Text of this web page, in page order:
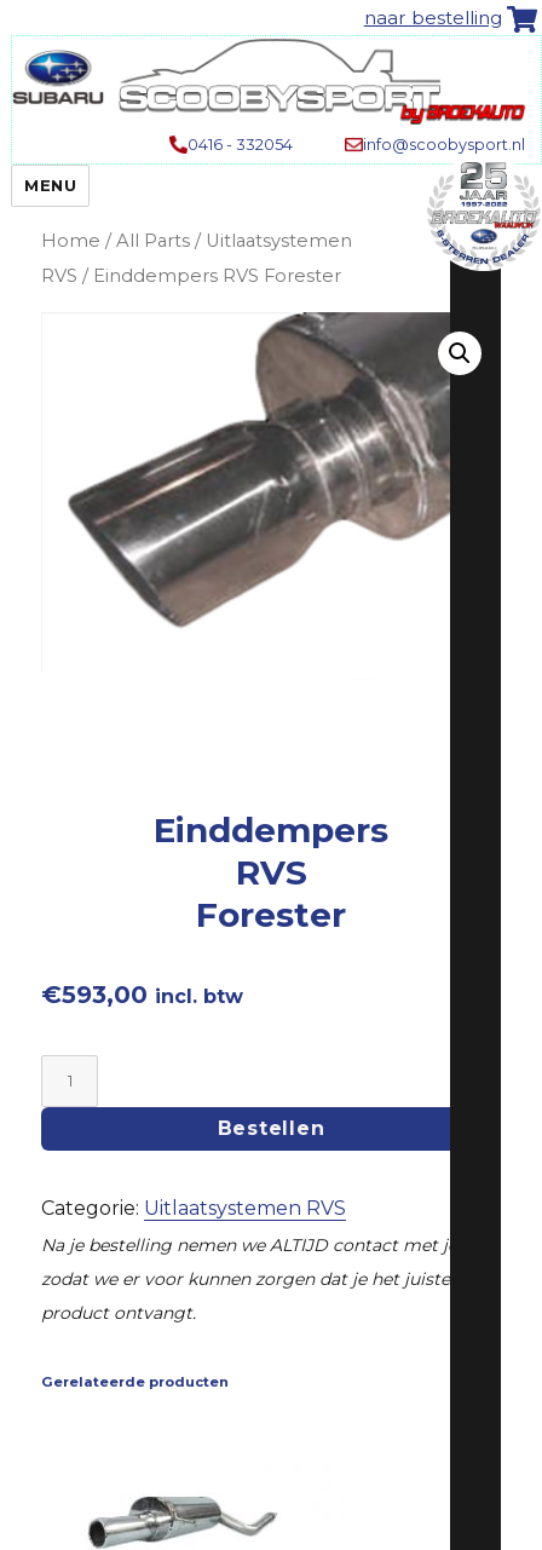
naar bestelling
0416 - 332054 info@scoobysport.nl
MENU
Home /All Parts / Uitlaatsystemen
RVS / Einddempers RVS Forester
Einddempers
RVS
Forester
€593,00 incl. btw
Einddempers
RVS
Forester
Bestellen
Categorie: Uitlaatsystemen RVS
Na je bestelling nemen we ALTIJD contact met je op,
zodat we er voor kunnen zorgen dat je het juiste
product ontvangt.
Gerelateerde producten